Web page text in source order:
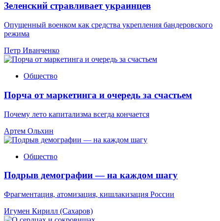
Зеленский стравливает украинцев
Опущенный военком как средства укрепления бандеровского
режима
Петр Иванченко
Общество
Порча от маркетинга и очередь за счастьем
Почему лето капитализма всегда кончается
Артем Ольхин
Общество
Подрыв демографии — на каждом шагу
Фрагментация, атомизация, кишлакизация России
Игумен Кирилл (Сахаров)